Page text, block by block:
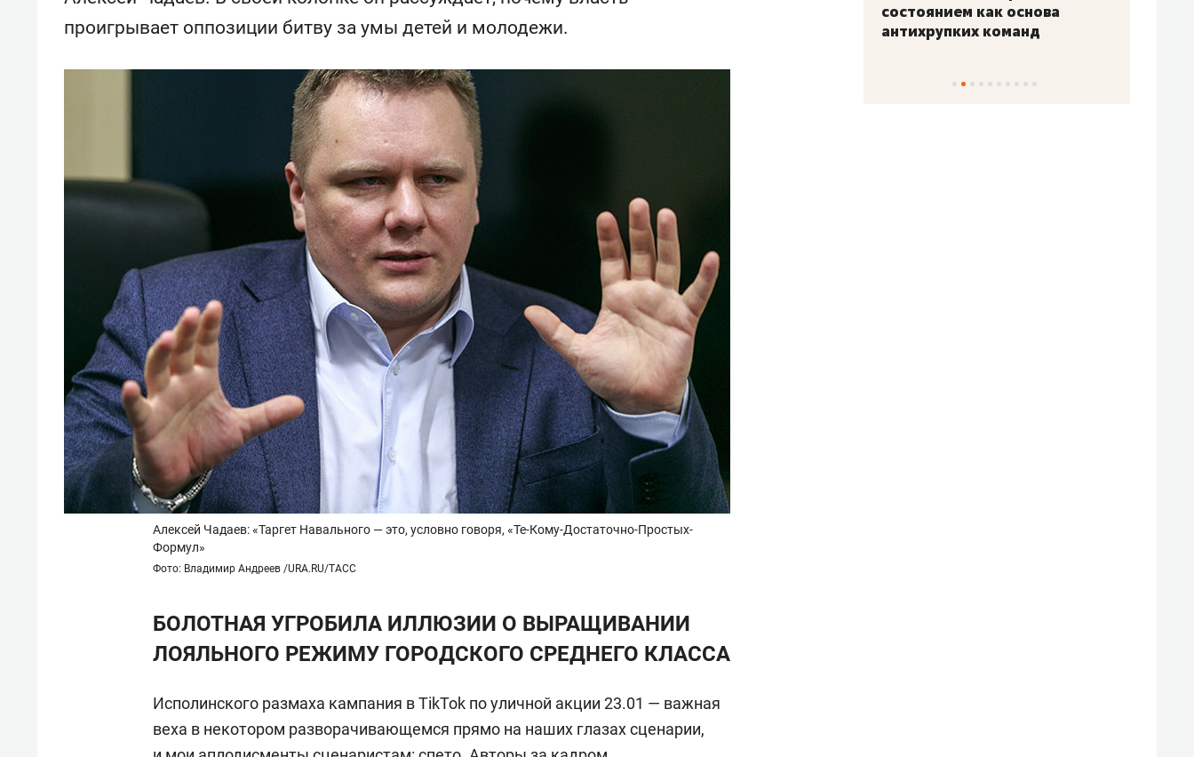
проигрывает оппозиции битву за умы детей и молодежи.
Алексей Чадаев: «Таргет Навального — это, условно говоря, «Те-Кому-Достаточно-Простых-
Формул»
Фото: Владимир Андреев /URA.RU/ТАСС
БОЛОТНАЯ УГРОБИЛА ИЛЛЮЗИИ О ВЫРАЩИВАНИИ
ЛОЯЛЬНОГО РЕЖИМУ ГОРОДСКОГО СРЕДНЕГО КЛАССА
Исполинского размаха кампания в TikTok по уличной акции 23.01 — важная
веха в некотором разворачивающемся прямо на наших глазах сценарии,
«Гонка Героев»